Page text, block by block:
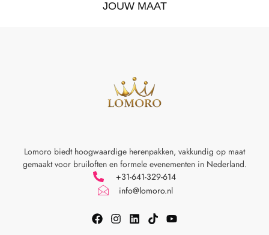
JOUW MAAT
Lomoro biedt hoogwaardige herenpakken, vakkundig op maat
gemaakt voor bruiloften en formele evenementen in Nederland.
+31-641-329-614
info@lomoro.nl